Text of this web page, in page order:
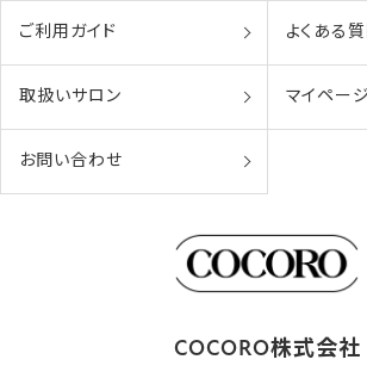
ご利用ガイド よくある
取扱いサロン マイページ
お問い合わせ
COCORO株式会社